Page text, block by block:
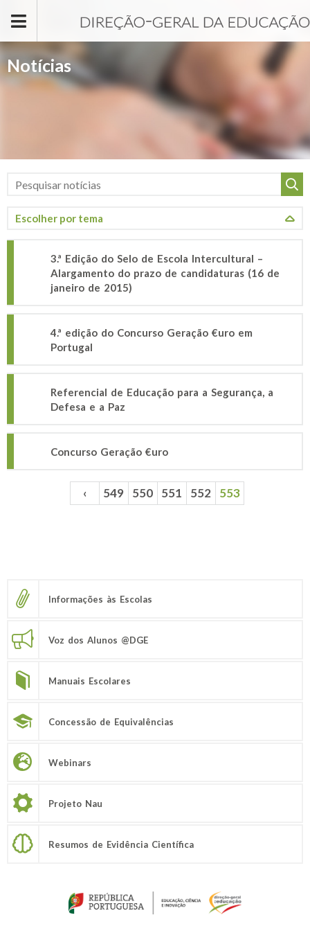
Notícias
3.ª Edição do Selo de Escola Intercultural –
Alargamento do prazo de candidaturas (16 de
janeiro de 2015)
4.ª edição do Concurso Geração €uro em
Portugal
Referencial de Educação para a Segurança, a
Defesa e a Paz
Concurso Geração €uro
‹ 549 550 551 552 553
Informações às Escolas
Voz dos Alunos @DGE
Manuais Escolares
Concessão de Equivalências
Webinars
Projeto Nau
Resumos de Evidência Científica